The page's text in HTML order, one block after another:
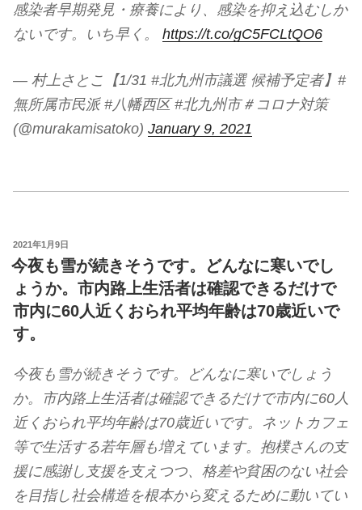
感染者早期発見・療養により、感染を抑え込むしか
ないです。いち早く。 https://t.co/gC5FCLtQO6
— 村上さとこ【1/31 #北九州市議選 候補予定者】#
無所属市民派 #八幡西区 #北九州市＃コロナ対策
(@murakamisatoko) January 9, 2021
投
稿
日:
2021年1月9日
今夜も雪が続きそうです。どんなに寒いでし
ょうか。市内路上生活者は確認できるだけで
市内に60人近くおられ平均年齢は70歳近いで
す。
今夜も雪が続きそうです。どんなに寒いでしょう
か。市内路上生活者は確認できるだけで市内に60人
近くおられ平均年齢は70歳近いです。ネットカフェ
等で生活する若年層も増えています。抱樸さんの支
援に感謝し支援を支えつつ、格差や貧困のない社会
を目指し社会構造を根本から変えるために動いてい